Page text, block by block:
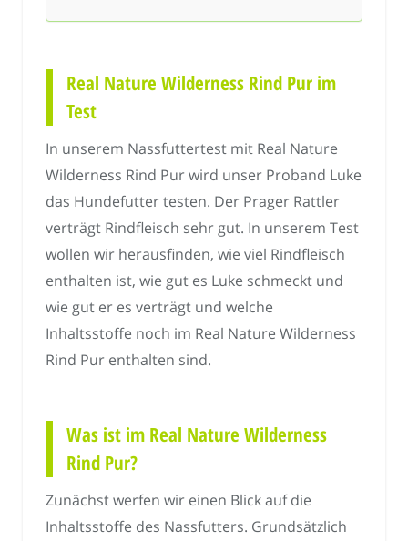
Real Nature Wilderness Rind Pur im
Test
In unserem Nassfuttertest mit Real Nature
Wilderness Rind Pur wird unser Proband Luke
das Hundefutter testen. Der Prager Rattler
verträgt Rindfleisch sehr gut. In unserem Test
wollen wir herausfinden, wie viel Rindfleisch
enthalten ist, wie gut es Luke schmeckt und
wie gut er es verträgt und welche
Inhaltsstoffe noch im Real Nature Wilderness
Rind Pur enthalten sind.
Was ist im Real Nature Wilderness
Rind Pur?
Zunächst werfen wir einen Blick auf die
Inhaltsstoffe des Nassfutters. Grundsätzlich